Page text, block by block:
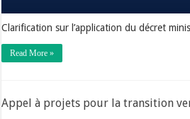
Clarification sur l’application du décret
Read More »
Appel à projets pour la transition